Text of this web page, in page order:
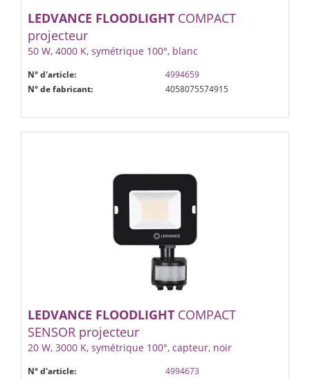
LEDVANCE FLOODLIGHT COMPACT
projecteur
50 W, 4000 K, symétrique 100°, blanc
N° d'article:
4994659
N° de fabricant:
4058075574915
LEDVANCE FLOODLIGHT COMPACT
SENSOR projecteur
20 W, 3000 K, symétrique 100°, capteur, noir
N° d'article:
4994673